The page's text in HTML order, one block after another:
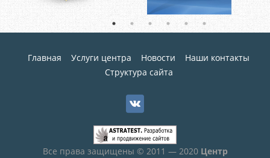
Главная Услуги центра Новости
Наши контакты
Структура сайта
Все права защищены © 2011 — 2020 Центр